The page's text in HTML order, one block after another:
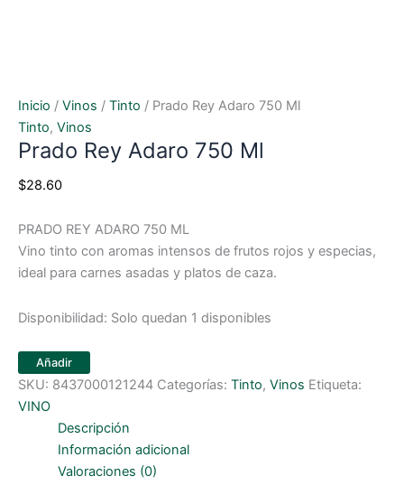
Inicio / Vinos / Tinto / Prado Rey Adaro 750 Ml
Tinto, Vinos
Prado Rey Adaro 750 Ml
$28.60
PRADO REY ADARO 750 ML
Vino tinto con aromas intensos de frutos rojos y especias,
ideal para carnes asadas y platos de caza.
Disponibilidad: Solo quedan 1 disponibles
Añadir
SKU: 8437000121244 Categorías: Tinto, Vinos Etiqueta:
VINO
Descripción
Información adicional
Valoraciones (0)